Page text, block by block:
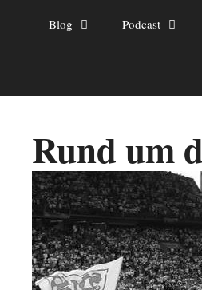
Blog Podcast
Rund um